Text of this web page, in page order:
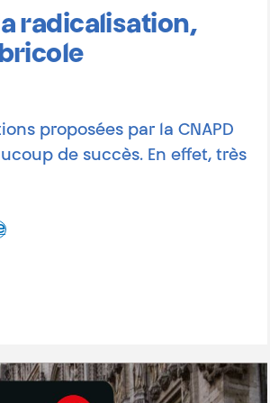
la radicalisation,
bricole
proposées par la CNAPD
de succès. En effet, très